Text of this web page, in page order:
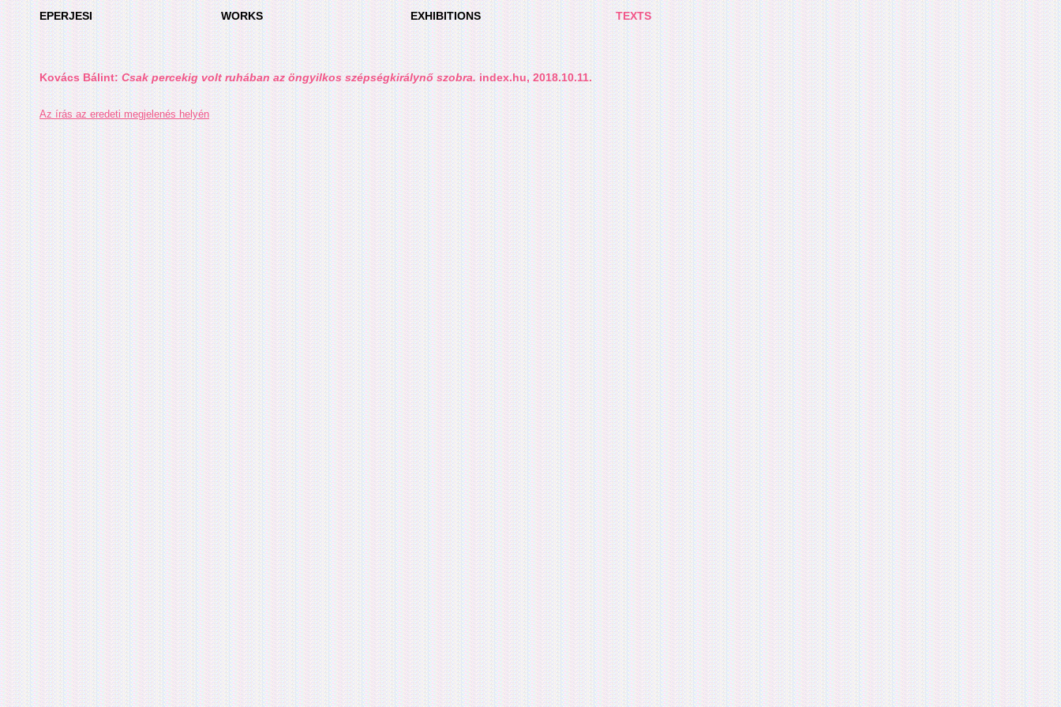
EPERJESI WORKS EXHIBITIONS TEXTS
Kovács Bálint: Csak percekig volt ruhában az öngyilkos szépségkirálynő szobra.index.hu, 2018.10.11.
Az írás az eredeti megjelenés helyén